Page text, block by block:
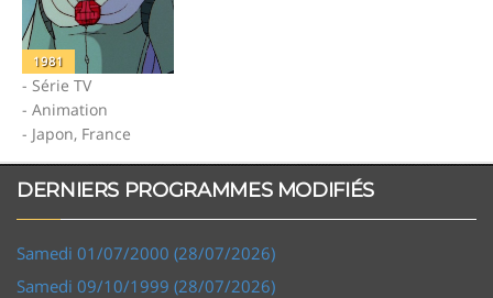
1981
- Série TV
- Animation
- Japon, France
DERNIERS PROGRAMMES MODIFIÉS
Samedi 01/07/2000 (28/07/2026)
Samedi 09/10/1999 (28/07/2026)